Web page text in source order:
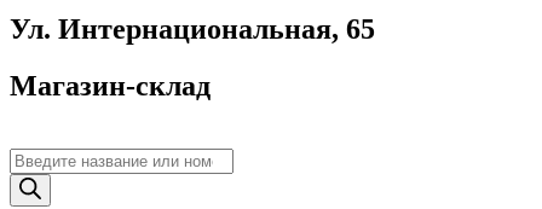
Ул. Интернациональная, 65
Магазин-склад
Поиск
товаров